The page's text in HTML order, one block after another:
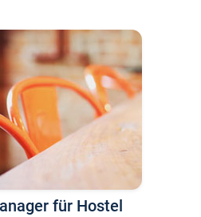
für Hostel